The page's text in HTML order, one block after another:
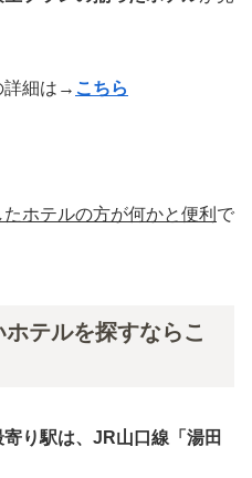
詳細は→ こちら
ホテルの方が何かと便利 で
テルを探すならこ
寄り駅は、JR山口線「湯田